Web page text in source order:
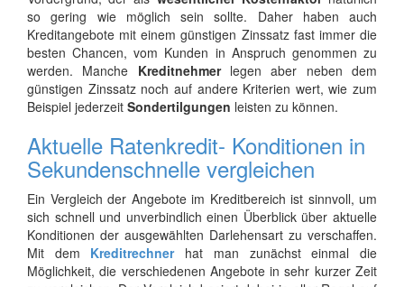
so gering wie möglich sein sollte. Daher haben auch
Kreditangebote mit einem günstigen Zinssatz fast immer die
besten Chancen, vom Kunden in Anspruch genommen zu
werden. Manche Kreditnehmerlegen aber neben dem
günstigen Zinssatz noch auf andere Kriterien wert, wie zum
Beispiel jederzeit Sondertilgungen leisten zu können.
Aktuelle Ratenkredit- Konditionen in
Sekundenschnelle vergleichen
Ein Vergleich der Angebote im Kreditbereich ist sinnvoll, um
sich schnell und unverbindlich einen Überblick über aktuelle
Konditionen der ausgewählten Darlehensart zu verschaffen.
Mit dem Kreditrechnerhat man zunächst einmal die
Möglichkeit, die verschiedenen Angebote in sehr kurzer Zeit